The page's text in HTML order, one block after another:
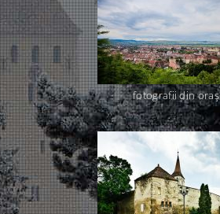
fotografii din oraş